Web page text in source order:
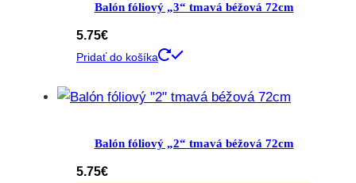
Balón fóliový „3“ tmavá béžová 72cm
5.75€
Pridať do košíka
Balón fóliový „2“ tmavá béžová 72cm
5.75€